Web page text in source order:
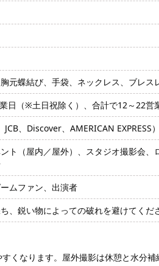
元蝶結び、手袋、ネックレス、ブレス
日（※土日祝除く）、合計で12～22営
、Discover、AMERICAN EXPRESS
ト（屋内／屋外）、スタジオ撮影会
ムファン、出演者
、鋭い物によっての破れを避けてくだ
なります。屋外撮影は休憩と水分